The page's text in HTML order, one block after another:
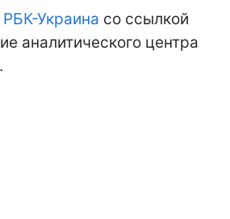
РБК-Украина со ссылкой
аналитического центра
.